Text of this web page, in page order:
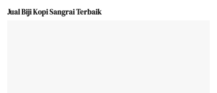
Jual Biji Kopi Sangrai Terbaik